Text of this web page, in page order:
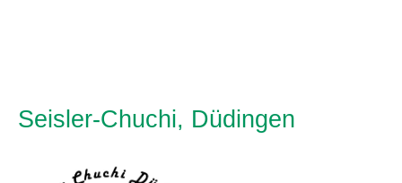
Seisler-Chuchi, Düdingen